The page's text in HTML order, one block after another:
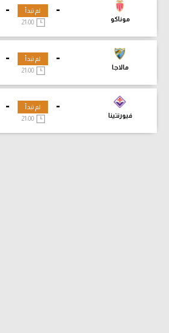
-
موناكو
- لم تبدأ
21:00
-
مالاجا
- لم تبدأ
21:00
-
فيورنتينا
- لم تبدأ
21:00